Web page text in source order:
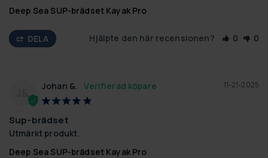
Deep Sea SUP-brädset Kayak Pro
DELA Hjälpte den här recensionen? 0 0
11-21-2025
Johan &.
Sup-brädset
Utmärkt produkt.
Deep Sea SUP-brädset Kayak Pro